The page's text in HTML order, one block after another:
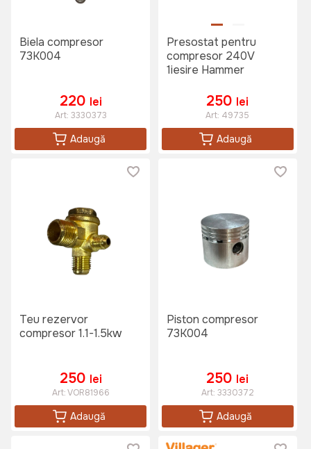
Biela compresor
73K004
220 lei
Art: 3330373
Adaugă
Presostat pentru
compresor 240V
1iesire Hammer
250 lei
Art: 49735
Adaugă
Teu rezervor
compresor 1.1-1.5kw
250 lei
Art:VOR81966
Adaugă
Piston compresor
73K004
250 lei
Art: 3330372
Adaugă